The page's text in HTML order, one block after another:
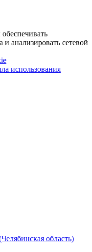
анализировать сетевой
использования
область)